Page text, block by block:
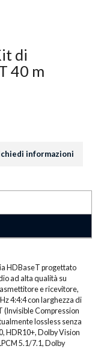
di
40 m
informazioni
HDBaseT progettato
ad alta qualità su
e ricevitore,
4:4:4 con larghezza di
(Invisible Compression
lossless senza
HDR10+, Dolby Vision
5.1/7.1, Dolby